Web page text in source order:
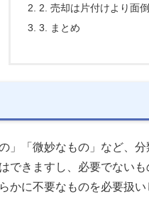
2. 売却は片付けより面倒
3. まとめ
」「微妙なもの」など、
できますし、必要でないも
かに不要なものを必要扱